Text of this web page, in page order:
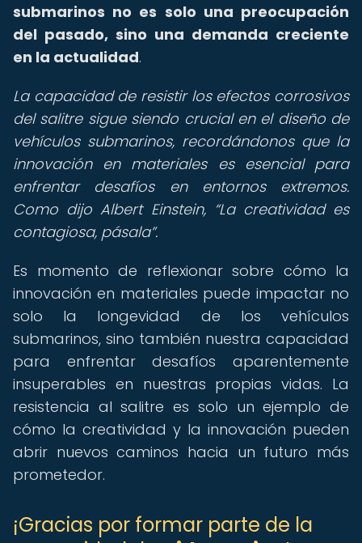
submarinos no es solo una preocupación
del pasado, sino una demanda creciente
en la actualidad.
La capacidad de resistir los efectos corrosivos
del salitre sigue siendo crucial en el diseño de
vehículos submarinos, recordándonos que la
innovación en materiales es esencial para
enfrentar desafíos en entornos extremos.
Como dijo Albert Einstein,
La creatividad es
contagiosa, pásala .
Es momento de reflexionar sobre cómo la
innovación en materiales puede impactar no
solo la longevidad de los vehículos
submarinos, sino también nuestra capacidad
para enfrentar desafíos aparentemente
insuperables en nuestras propias vidas. La
resistencia al salitre es solo un ejemplo de
cómo la creatividad y la innovación pueden
abrir nuevos caminos hacia un futuro más
prometedor.
¡Gracias por formar parte de la